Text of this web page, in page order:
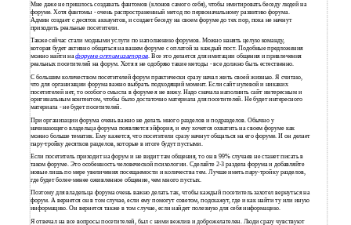
Мне даже не пришлось создавать фантомов (клонов самого себя), чтобы имитировать беседу людей на
форуме. Хотя фантомы - очень распространенный метод по первоначальному развитию форума.
Админ создает с десяток аккаунтов, и создает беседу на своем форуме до тех пор, пока не начнут
приходить реальные посетители.
Также сейчас стали модными услуги по наполнению форумов. Можно нанять целую команду,
которая будет активно общаться на вашем форуме с оплатой за каждый пост. Подобные предложения
можно найти нафоруме оптимизаторов. Все это делается для имитации общения и привлечения
реальных посетителей на форум. Хотя я не одобряю такие методы - все должно быть естественно.
С большим количеством посетителей форум практически сразу начал жить своей жизнью. Я считаю,
что для организации форума важно выбрать подходящий момент. Если сайт нулевой и никаких
посетителей нет, то особого смысла в форуме я не вижу. Надо сначала наполнить сайт интересным и
оригинальным контентом, чтобы было достаточно материала для посетителей. Не будет интересного
материала - не будет посетителей.
При организации форума очень важно не делать много разделов и подразделов. Обычно у
начинающего владельца форума появляется эйфория, и ему хочется охватить на своем форуме как
можно больше тематик. Ему кажется, что посетители сразу начнут общаться на его форуме. И он делает
пару-тройку десятков разделов, которые в итоге будут пустыми.
Если посетитель приходит на форум и не видит там общения, то он в 99% случаев не станет писать в
таком форуме. Это особенность человеческой психологии. Сделайте 2-3 раздела форума и добавляйте
новые лишь по мере увеличения посещаемости и количества тем. Лучше иметь пару-тройку разделов,
где будет более-менее оживленное общение, чем много пустых.
Поэтому для владельца форума очень важно делать так, чтобы каждый посетитель захотел вернуться на
форум. А вернется он в том случае, если ему помогут советом, подскажут, где и как найти ту или иную
информацию. Он вернется также в том случае, если найдет полезную для себя информацию.
Я отвечал на все вопросы посетителей, был с ними вежлив и доброжелателен. Люди сразу чувствуют